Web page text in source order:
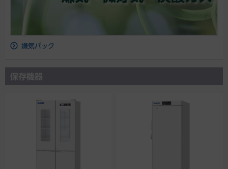
嫌気パック
保存機器